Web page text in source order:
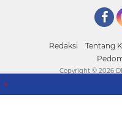
Redaksi Tentang
Copyright © 2026